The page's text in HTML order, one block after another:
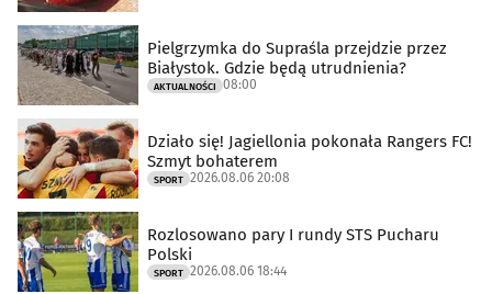
Pielgrzymka do Supraśla przejdzie przez
Białystok. Gdzie będą utrudnienia?
AKTUALNOŚCI 08:00
Działo się! Jagiellonia pokonała Rangers FC!
Szmyt bohaterem
SPORT 2026.08.06 20:08
Rozlosowano pary I rundy STS Pucharu
Polski
SPORT 2026.08.06 18:44